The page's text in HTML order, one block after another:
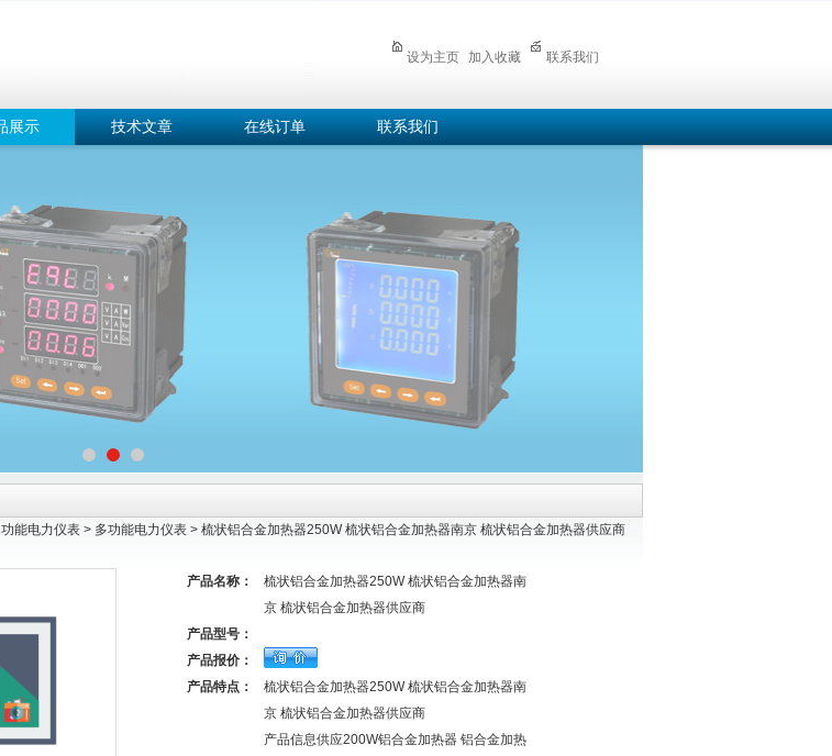
设为主页 加入收藏 联系我们
展示 技术文章 在线订单 联系我们
能电力仪表 > 多功能电力仪表 > 梳状铝合金加热器250W 梳状铝合金加热器南京 梳状铝合金加热器供应商
产品名称：
梳状铝合金加热器250W 梳状铝合金加热器南
京 梳状铝合金加热器供应商
产品型号：
产品报价：
产品特点：
梳状铝合金加热器250W 梳状铝合金加热器南
京 梳状铝合金加热器供应商
产品信息供应200W铝合金加热器 铝合金加热